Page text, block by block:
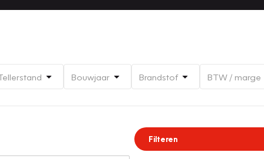
Bouwjaar Brandstof BTW / marge
Filteren